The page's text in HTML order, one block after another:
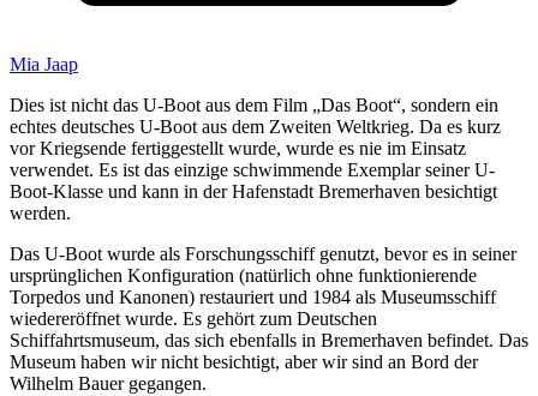
Mia Jaap
Dies ist nicht das U-Boot aus dem Film „Das Boot“, sondern ein
echtes deutsches U-Boot aus dem Zweiten Weltkrieg. Da es kurz
vor Kriegsende fertiggestellt wurde, wurde es nie im Einsatz
verwendet. Es ist das einzige schwimmende Exemplar seiner U-
Boot-Klasse und kann in der Hafenstadt Bremerhaven besichtigt
werden.
Das U-Boot wurde als Forschungsschiff genutzt, bevor es in seiner
ursprünglichen Konfiguration (natürlich ohne funktionierende
Torpedos und Kanonen) restauriert und 1984 als Museumsschiff
wiedereröffnet wurde. Es gehört zum Deutschen
Schiffahrtsmuseum, das sich ebenfalls in Bremerhaven befindet. Das
Museum haben wir nicht besichtigt, aber wir sind an Bord der
Wilhelm Bauer gegangen.